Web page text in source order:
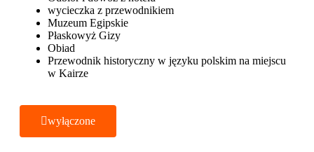
wycieczka z przewodnikiem
Muzeum Egipskie
Płaskowyż Gizy
Obiad
Przewodnik historyczny w języku polskim na miejscu
w Kairze
wyłączone